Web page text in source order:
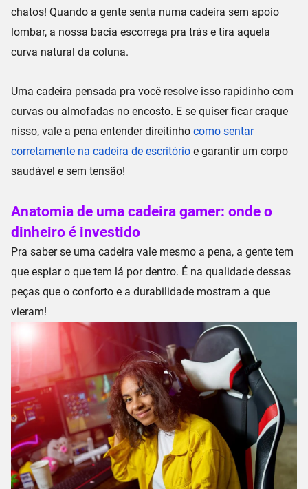
chatos! Quando a gente senta numa cadeira sem apoio
lombar, a nossa bacia escorrega pra trás e tira aquela
curva natural da coluna.
Uma cadeira pensada pra você resolve isso rapidinho com
curvas ou almofadas no encosto. E se quiser ficar craque
nisso, vale a pena entender direitinho como sentar
corretamente na cadeira de escritório e garantir um corpo
saudável e sem tensão!
Anatomia de uma cadeira gamer: onde o
dinheiro é investido
Pra saber se uma cadeira vale mesmo a pena, a gente tem
que espiar o que tem lá por dentro. É na qualidade dessas
peças que o conforto e a durabilidade mostram a que
vieram!